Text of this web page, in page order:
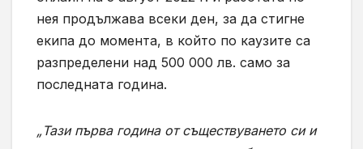
нея продължава всеки ден, за да стигне
екипа до момента, в който по каузите са
разпределени над 500 000 лв. само за
последната година.
„Тази първа година от съществуването си и